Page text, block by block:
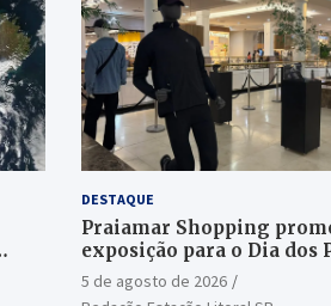
DESTAQUE
Praiamar Shopping
exposição para o Dia dos
em Santos
5 de agosto de 2026